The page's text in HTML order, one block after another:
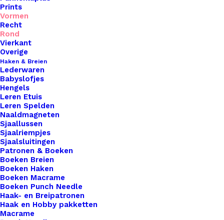
Prints
Vormen
Recht
Rond
Vierkant
Overige
Haken & Breien
Lederwaren
Babyslofjes
Hengels
Leren Etuis
Leren Spelden
Naaldmagneten
Sjaallussen
Sjaalriempjes
Sjaalsluitingen
Patronen & Boeken
Boeken Breien
Boeken Haken
Boeken Macrame
Boeken Punch Needle
Haak- en Breipatronen
Haak en Hobby pakketten
Macrame
€
Breng een vleugje persoonlijkheid en
vakmanschap aan je handgemaakte creaties met
onze prachtige leren labels van De Haakfabriek!
Beschikbaar in een verscheidenheid aan vormen,
waaronder rond, vierkant, sterren, hartjes en
meer, voegen onze labels een unieke en
professionele afwerking toe aan al je gehaakte of
gebreide creaties. Onze hoogwaardige leren
labels zijn de perfecte keuze om je creativiteit te
benadrukken en je werk te onderscheiden. Elk
label is zorgvuldig vervaardigd met oog voor detail
en vakmanschap, en ze zijn eenvoudig te
bevestigen aan je projecten voor een blijvende
indruk. Maak je handgemaakte items nog specialer